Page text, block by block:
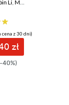
Li, Matt Goldwasser
cena z 30 dni)
zł
40%)